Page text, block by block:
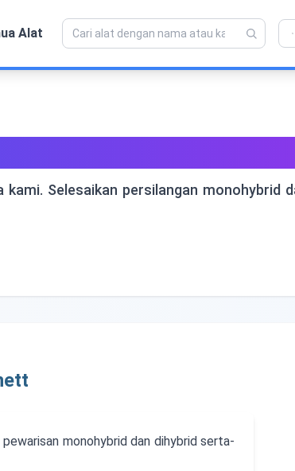
Alat
Selesaikan persilangan monohybrid
monohybrid dan dihybrid serta-
💡 Sukakan alat ini? Bantu
lebih baik lagi!
Klik untuk membuka →